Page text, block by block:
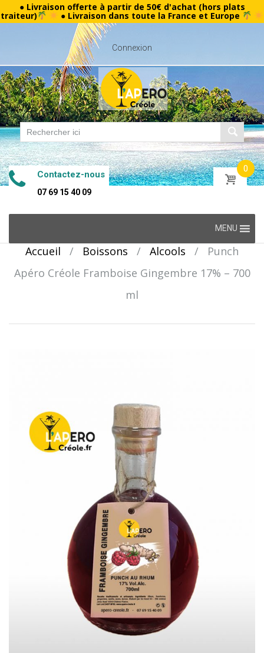
● Livraison offerte à partir de 50€ d'achat (hors plats
traiteur) ● Livraison dans toute la France et Europe
Connexion
Contactez-nous
07 69 15 40 09
0
content
MENU
Accueil / Boissons / Alcools /
Punch
Apéro Créole Framboise Gingembre 17% – 700
ml